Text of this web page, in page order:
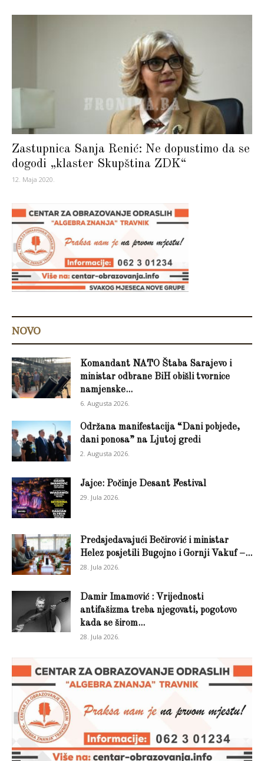
Zastupnica Sanja Renić: Ne dopustimo da se
dogodi „klaster Skupština ZDK“
12. Maja 2020.
NOVO
Komandant NATO Štaba Sarajevo i
ministar odbrane BiH obišli tvornice
namjenske...
6. Augusta 2026.
Održana manifestacija “Dani pobjede,
dani ponosa” na Ljutoj gredi
2. Augusta 2026.
Jajce: Počinje Desant Festival
29. Jula 2026.
Predsjedavajući Bečirović i ministar
Helez posjetili Bugojno i Gornji Vakuf –...
28. Jula 2026.
Damir Imamović : Vrijednosti
antifašizma treba njegovati, pogotovo
kada se širom...
28. Jula 2026.